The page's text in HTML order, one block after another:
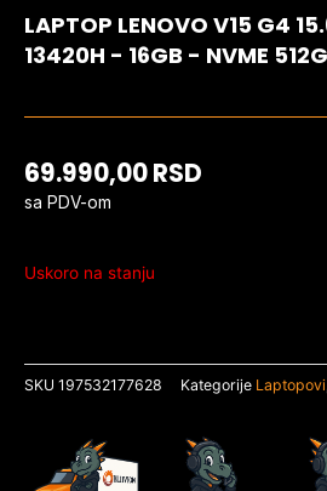
LAPTOP LENOVO V15 G4
13420H - 16GB - NVME
69.990,00RSD
sa PDV-om
Uskoro na stanju
SKU 197532177628 Kategorije Laptopovi